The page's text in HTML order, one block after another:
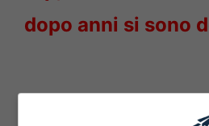
dopo anni si sono